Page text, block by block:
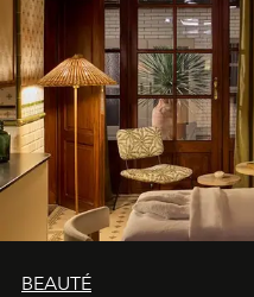
BEAUTÉ